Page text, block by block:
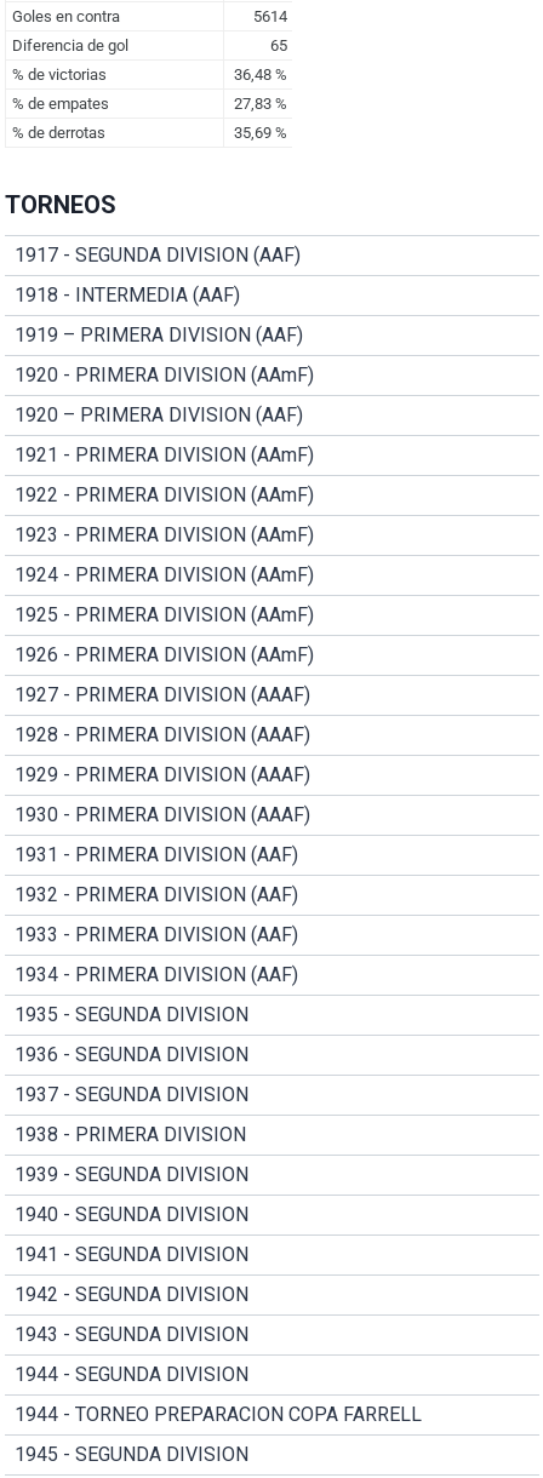
TORNEOS
1917 - SEGUNDA DIVISION (AAF)
1918 - INTERMEDIA (AAF)
1919 – PRIMERA DIVISION (AAF)
1920 - PRIMERA DIVISION (AAmF)
1920 – PRIMERA DIVISION (AAF)
1921 - PRIMERA DIVISION (AAmF)
1922 - PRIMERA DIVISION (AAmF)
1923 - PRIMERA DIVISION (AAmF)
1924 - PRIMERA DIVISION (AAmF)
1925 - PRIMERA DIVISION (AAmF)
1926 - PRIMERA DIVISION (AAmF)
1927 - PRIMERA DIVISION (AAAF)
1928 - PRIMERA DIVISION (AAAF)
1929 - PRIMERA DIVISION (AAAF)
1930 - PRIMERA DIVISION (AAAF)
1931 - PRIMERA DIVISION (AAF)
1932 - PRIMERA DIVISION (AAF)
1933 - PRIMERA DIVISION (AAF)
1934 - PRIMERA DIVISION (AAF)
1935 - SEGUNDA DIVISION
1936 - SEGUNDA DIVISION
1937 - SEGUNDA DIVISION
1938 - PRIMERA DIVISION
1939 - SEGUNDA DIVISION
1940 - SEGUNDA DIVISION
1941 - SEGUNDA DIVISION
1942 - SEGUNDA DIVISION
1943 - SEGUNDA DIVISION
1944 - SEGUNDA DIVISION
1944 - TORNEO PREPARACION COPA FARRELL
1945 - SEGUNDA DIVISION